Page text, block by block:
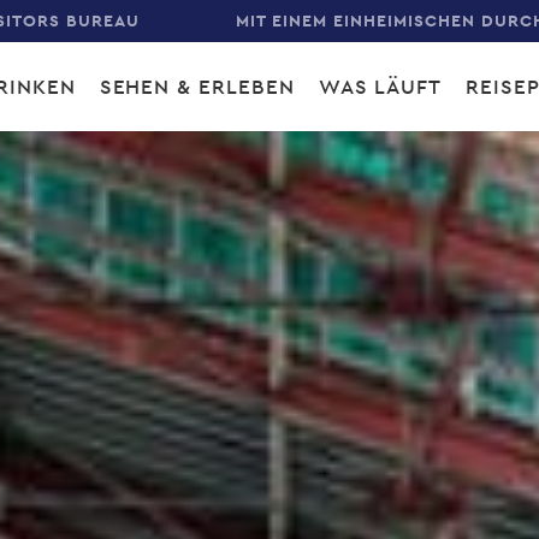
BUREAU MIT EINEM EINHEIMISCHEN
SEHEN & ERLEBEN WAS LÄUFT